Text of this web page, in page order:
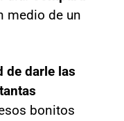
medio de un
de darle las
bonitos